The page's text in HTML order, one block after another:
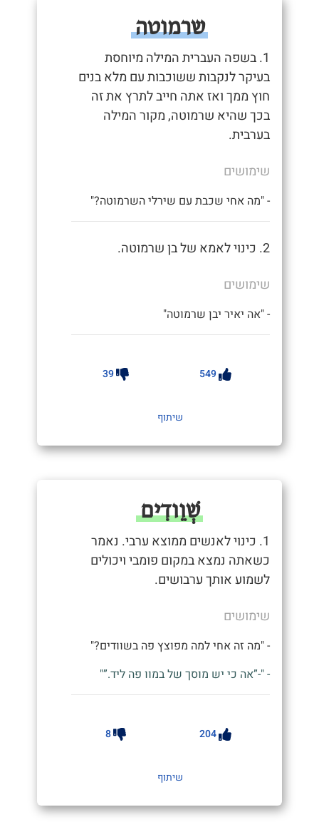
שרמוטה
1. בשפה העברית המילה מיוחסת
בעיקר לנקבות ששוכבות עם מלא בנים
חוץ ממך ואז אתה חייב לתרץ את זה
בכך שהיא שרמוטה, מקור המילה
בערבית.
שימושים
- "מה אחי שכבת עם שירלי השרמוטה?"
2. כינוי לאמא של בן שרמוטה.
שימושים
- "אה יאיר יבן שרמוטה"
549
39
שיתוף
שְׁוֵודִים
1. כינוי לאנשים ממוצא ערבי. נאמר
כשאתה נמצא במקום פומבי ויכולים
לשמוע אותך ערבושים.
שימושים
- "מה זה אחי למה מפוצץ פה בשוודים?"
- "-”אה כי יש מוסך של במוו פה ליד.”"
204
8
שיתוף